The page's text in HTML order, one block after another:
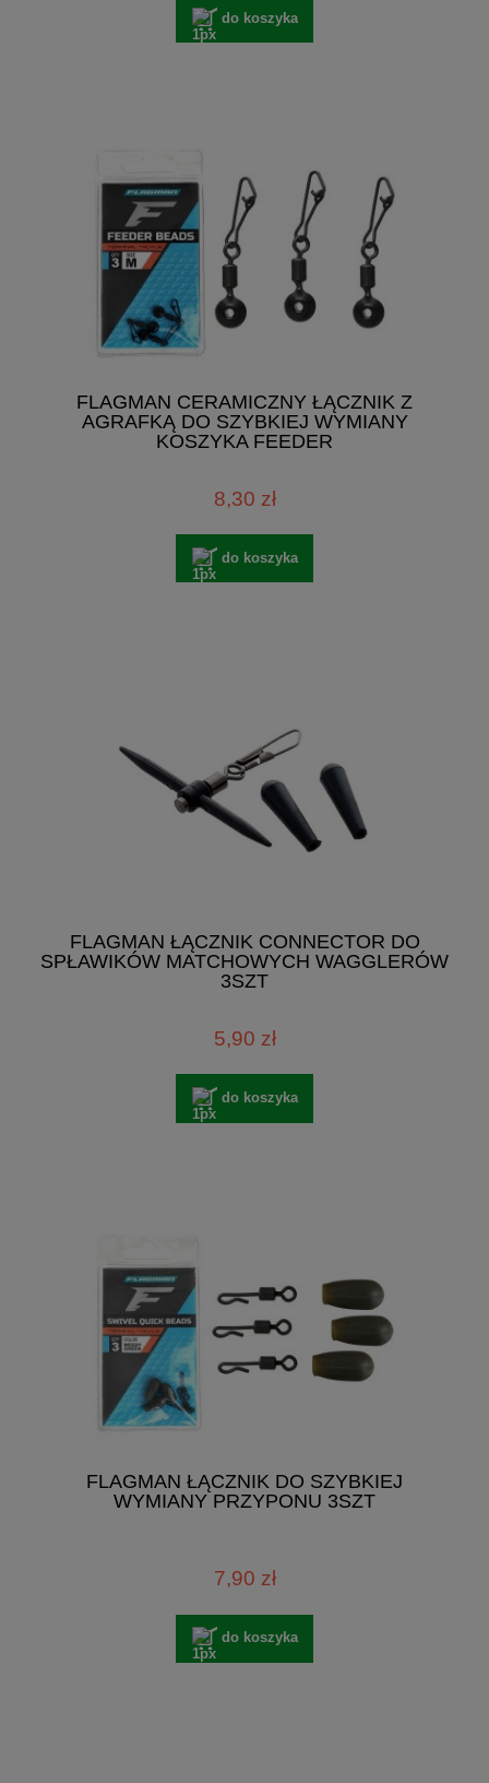
do koszyka
FLAGMAN CERAMICZNY ŁĄCZNIK Z
AGRAFKĄ DO SZYBKIEJ WYMIANY
KOSZYKA FEEDER
8,30 zł
do koszyka
FLAGMAN ŁĄCZNIK CONNECTOR DO
SPŁAWIKÓW MATCHOWYCH WAGGLERÓW
3SZT
5,90 zł
do koszyka
FLAGMAN ŁĄCZNIK DO SZYBKIEJ
WYMIANY PRZYPONU 3SZT
7,90 zł
do koszyka